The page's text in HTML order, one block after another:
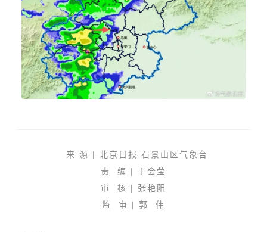
来 源 | 北京日报 石景山区气象台
责 编 | 于会莹
审 核 | 张艳阳
监 审 | 郭 伟